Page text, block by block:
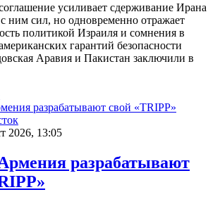
усиливает сдерживание Ирана
ним сил, но одновременно отражает
политикой Израиля и сомнения в
гарантий безопасности
Аравия и Пакистан заключили в
2026, 13:05
разрабатывают